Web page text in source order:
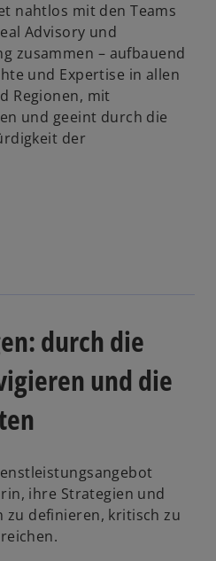
nahtlos mit den Teams
Advisory und
zusammen – aufbauend
und Expertise in allen
Regionen, mit
und geeint durch die
der
durch die
und die
ihre Strategien und
zu definieren, kritisch zu